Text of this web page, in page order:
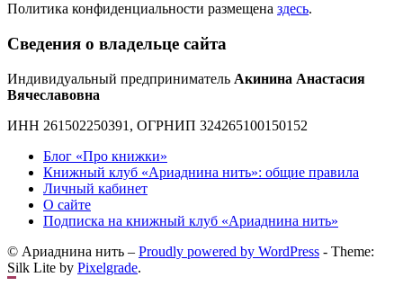
Политика конфиденциальности размещена здесь.
Сведения о владельце сайта
Индивидуальный предприниматель Акинина Анастасия
Вячеславовна
ИНН 261502250391, ОГРНИП 324265100150152
Блог «Про книжки»
Книжный клуб «Ариаднина нить»: общие правила
Личный кабинет
О сайте
Подписка на книжный клуб «Ариаднина нить»
© Ариаднина нить – Proudly powered by WordPress - Theme:
Silk Lite by Pixelgrade.